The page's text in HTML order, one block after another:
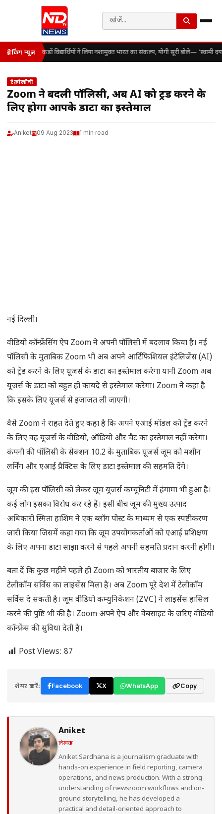
ब्रेकिंग न्यूज़ सैकड़ों विद्यार्थियों ने लिया नशामुक्त भारत का संकल्प, योगी सूरी बोले—
टेक्नोलॉजी
Zoom ने बदली पॉलिसी, अब AI को ट्रेंड करने के
लिए होगा आपके डाटा का इस्तेमाल
Aniket 09 Aug 2023 1 min read
नई दिल्ली।
वीडियो कॉन्फ्रेंसिंग ऐप Zoom ने अपनी पॉलिसी में बदलाव किया है। नई
पॉलिसी के मुताबिक Zoom भी अब अपने आर्टिफिशियल इंटेलिजेंस (AI)
को ट्रेंड करने के लिए यूजर्स के डाटा का इस्तेमाल करेगा यानी Zoom अब
यूजर्स के डाटा को बहुत ही कायदे से इस्तेमाल करेगा। Zoom ने कहा है
कि इसके लिए यूजर्स से इजाजत ली जाएगी।
वैसे Zoom ने राहत देते हुए कहा है कि अपने एआई मॉडल को ट्रेंड करने
के लिए वह यूजर्स के वीडियो, ऑडियो और चैट का इस्तेमाल नहीं करेगा।
कंपनी की पॉलिसी के सेक्शन 10.2 के मुताबिक यूजर्स जूम को मशीन
लर्निंग और एआई प्रैक्टिस के लिए डाटा इस्तेमाल की सहमति देंगे।
जूम की इस पॉलिसी को लेकर जूम यूजर्स कम्यूनिटी में हंगामा भी हुआ है।
कई लोग इसका विरोध कर रहे हैं। इसी बीच जूम की मुख्य उत्पाद
अधिकारी स्मिता हाशिम ने एक ब्लॉग पोस्ट के माध्यम से एक स्पष्टीकरण
जारी किया जिसमें कहा गया कि जूम उपयोगकर्ताओं को एआई प्रशिक्षण
के लिए अपना डाटा साझा करने से पहले अपनी सहमति प्रदान करनी होगी।
बता दें कि कुछ महीने पहले ही Zoom को भारतीय बाजार के लिए
टेलीकॉम सर्विस का लाइसेंस मिला है। अब Zoom पूरे देश में टेलीकॉम
सर्विस दे सकती है। जूम वीडियो कम्युनिकेशन (ZVC) ने लाइसेंस हासिल
करने की पुष्टि भी की है। Zoom अपने ऐप और वेबसाइट के जरिए वीडियो
कॉन्फ्रेंस की सुविधा देती है।
Post Views: 87
शेयर करें: Facebook X WhatsApp Copy
Aniket
लेखक
Aniket Sardhana is a journalism graduate with
hands-on experience in field reporting, camera
operations, and news production. With a strong
understanding of newsroom workflows and on-
ground storytelling, he has developed a
practical and detail-oriented approach to